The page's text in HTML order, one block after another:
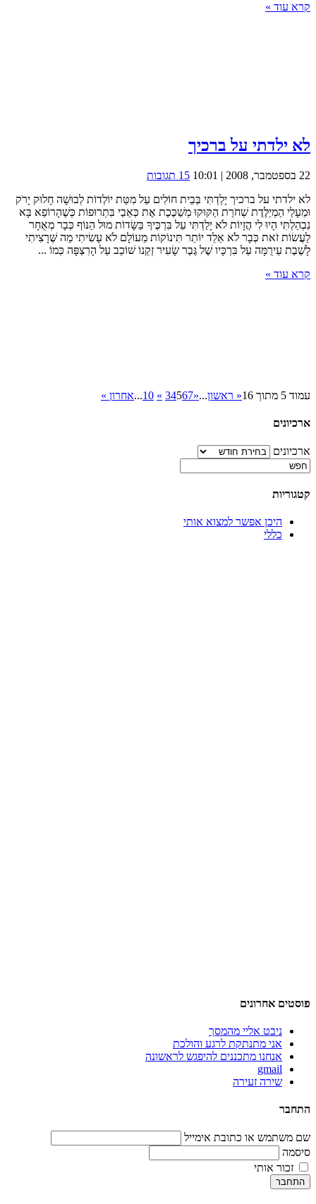
קרא עוד »
לא ילדתי על ברכיך
22 בספטמבר, 2008 | 10:01
15 תגובות
לא ילדתי על ברכיך יָלַדְתִּי בְּבֵית חוֹלִים עַל מִטַּת יוֹלְדוֹת לְבוּשָׁה חָלוּק יָרֹק
וּמֵעָלַי הַמְיַלֶּדֶת שְׁחֹרַת הַקּוּקוּ מְשַׁכֶּכֶת אֶת כְּאֵבַי בִּתְרוּפוֹת כְּשֶׁהָרוֹפֵא בָּא
נִבְהַלְתִּי הָיוּ לִי הֲזָיוֹת לֹא יָלַדְתִּי עַל בִּרְכֶּיךָ בַּשָּׂדוֹת מוּל הַנּוֹף כְּבָר מְאֻחָר
לַעֲשׂוֹת זֹאת כְּבָר לֹא אֵלֵד יוֹתֵר תִּינוֹקוֹת מֵעוֹלָם לֹא עָשִׂיתִי מַה שֶּׁרָצִיתִי
לָשֶׁבֶת עֵירֻמָּה עַל בִּרְכָּיו שֶׁל גֶּבֶר שָׂעִיר זְקֵנוֹ שׁוֹכֵב עַל הָרִצְפָּה כְּמוֹ ...
קרא עוד »
עמוד 5 מתוך 16 « ראשון...
«
34567
»
10
...אחרון »
ארכיונים
ארכיונים
קטגוריות
היכן אפשר למצוא אותי
כללי
פוסטים אחרונים
ניבט אליי מהמסך
אני מתנתקת לרגע והולכת
אנחנו מתכננים להיפגש לראשונה
gmail
שירה זעירה
התחבר
שם משתמש או כתובת אימייל
סיסמה
זכור אותי
התחבר